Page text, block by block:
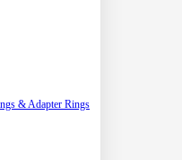
& Adapter Rings